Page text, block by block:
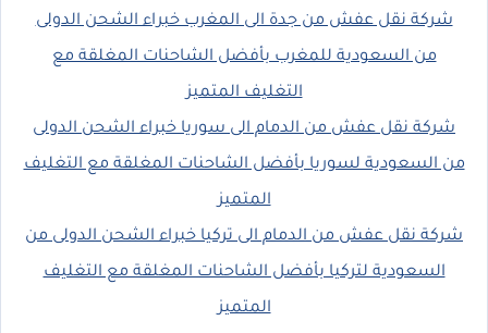
شركة نقل عفش من جدة الى المغرب خبراء الشحن الدولى
من السعودية للمغرب بأفضل الشاحنات المغلقة مع
التغليف المتميز
شركة نقل عفش من الدمام الى سوريا خبراء الشحن الدولى
من السعودية لسوريا بأفضل الشاحنات المغلقة مع التغليف
المتميز
شركة نقل عفش من الدمام الى تركيا خبراء الشحن الدولى من
السعودية لتركيا بأفضل الشاحنات المغلقة مع التغليف
المتميز